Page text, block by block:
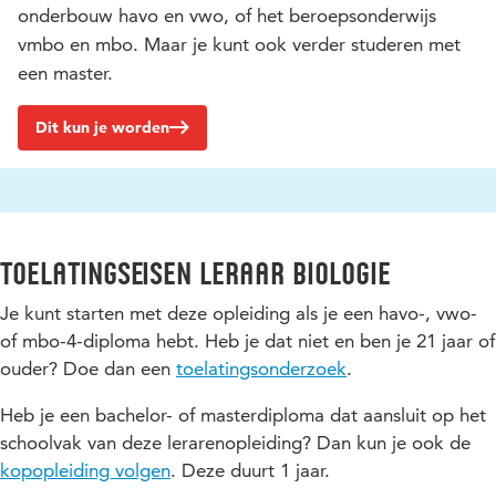
onderbouw havo en vwo, of het beroepsonderwijs
vmbo en mbo. Maar je kunt ook verder studeren met
een master.
Dit kun je worden
Toelatingseisen Leraar biologie
Je kunt starten met deze opleiding als je een havo-, vwo-
of mbo-4-diploma hebt. Heb je dat niet en ben je 21 jaar of
ouder? Doe dan een toelatingsonderzoek.
Heb je een bachelor- of masterdiploma dat aansluit op het
schoolvak van deze lerarenopleiding? Dan kun je ook de
kopopleiding volgen. Deze duurt 1 jaar.